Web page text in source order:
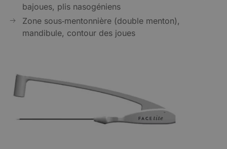
bajoues, plis nasogéniens
Zone sous‑mentonnière (double menton),
mandibule, contour des joues